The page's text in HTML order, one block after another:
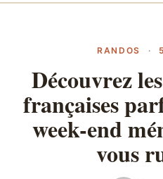
RANDOS ·
Découvrez
françaises
week-end
vous